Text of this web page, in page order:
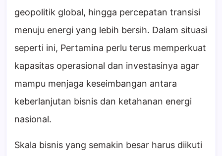
geopolitik global, hingga percepatan transisi
menuju energi yang lebih bersih. Dalam situasi
seperti ini, Pertamina perlu terus memperkuat
kapasitas operasional dan investasinya agar
mampu menjaga keseimbangan antara
keberlanjutan bisnis dan ketahanan energi
nasional.
Skala bisnis yang semakin besar harus diikuti